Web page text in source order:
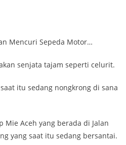
Mencuri Sepeda Motor…
senjata tajam seperti celurit.
itu sedang nongkrong di sana
Aceh yang berada di Jalan
yang saat itu sedang bersantai.